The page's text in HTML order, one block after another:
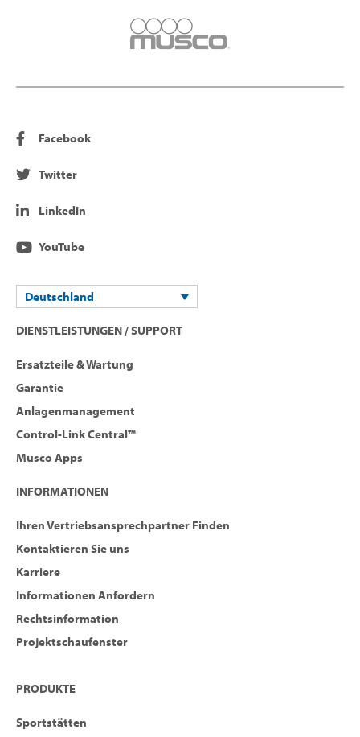
Facebook
Twitter
LinkedIn
YouTube
Deutschland
DIENSTLEISTUNGEN / SUPPORT
Ersatzteile & Wartung
Garantie
Anlagenmanagement
Control-Link Central™
Musco Apps
INFORMATIONEN
Ihren Vertriebsansprechpartner Finden
Kontaktieren Sie uns
Karriere
Informationen Anfordern
Rechtsinformation
Projektschaufenster
PRODUKTE
Sportstätten